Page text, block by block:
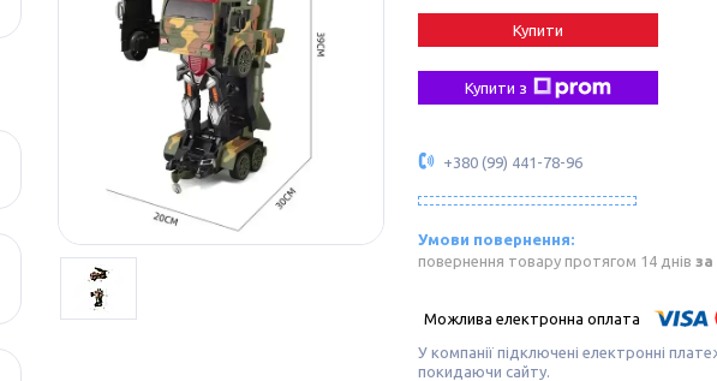
Купити
Купити з
+380 (99) 441-78-96
повернення товару протягом 14 днів
У компанії підключені електронні
покидаючи сайту.